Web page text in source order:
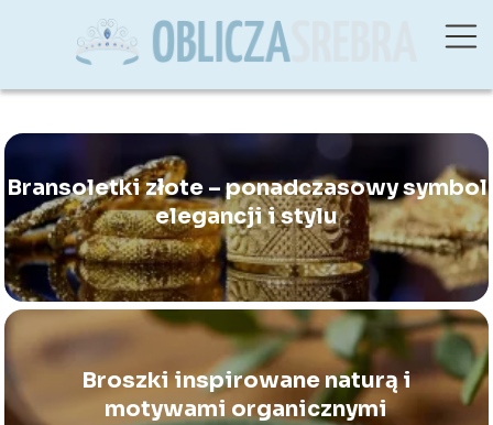
Bransoletki złote – ponadczasowy symbol
elegancji i stylu
Broszki inspirowane naturą i
motywami organicznymi